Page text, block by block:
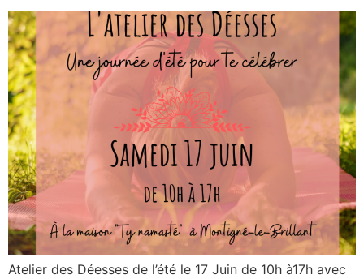
Atelier des Déesses de l’été le 17 Juin de 10h à17h avec